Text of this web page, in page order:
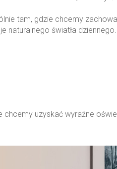
tam, gdzie chcemy
naturalnego światła dziennego.
chcemy uzyskać wyraźne